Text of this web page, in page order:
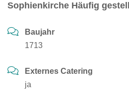
Sophienkirche Häufig
Baujahr
1713
Externes Catering
ja